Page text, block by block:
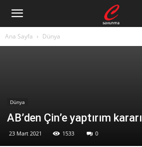
Ana Sayfa Dünya
Dünya
AB’den Çin’e yaptırım kararı
23 Mart 2021 1533 0